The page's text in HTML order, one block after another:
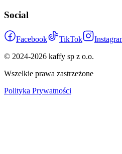
Social
Facebook TikTok
© 2024-2026 kaffy sp z o.o.
Wszelkie prawa zastrzeżone
Polityka Prywatności